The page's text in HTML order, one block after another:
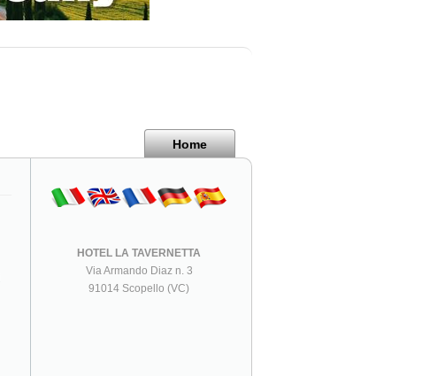
Home
HOTEL LA TAVERNETTA
Via Armando Diaz n. 3
91014 Scopello (VC)